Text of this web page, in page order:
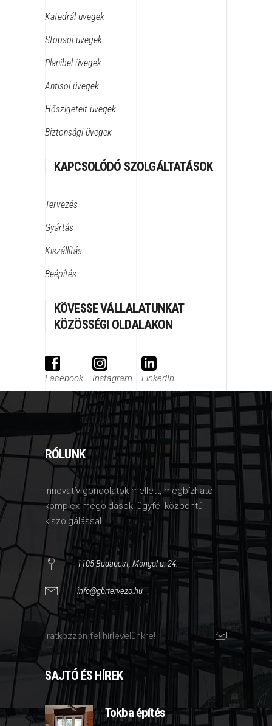
Katedrál üvegek
Stopsol üvegek
Planibel üvegek
Antisol üvegek
Hőszigetelt üvegek
Biztonsági üvegek
KAPCSOLÓDÓ SZOLGÁLTATÁSOK
Tervezés
Gyártás
Kiszállítás
Beépítés
KÖVESSE VÁLLALATUNKAT
KÖZÖSSÉGI OLDALAKON
Facebook Instagram LinkedIn
RÓLUNK
Innovatív gondolatok mellett, megbízható
komplex megoldások, ügyfél központú
kiszolgálással.
1105 Budapest, Mongol u. 24.
info@gbrtervezo.hu
SAJTÓ ÉS HÍREK
Tokba építés